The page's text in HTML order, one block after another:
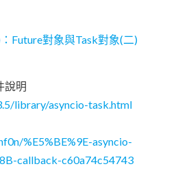
Future對象與Task對象(二)
說明
library/asyncio-task.html
%E5%BE%9E-asyncio-
callback-c60a74c54743